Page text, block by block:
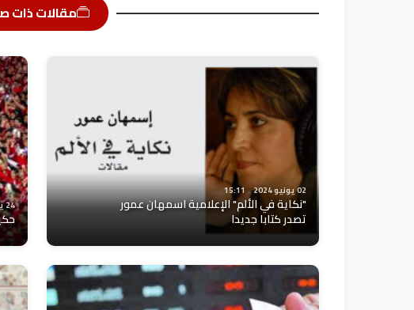
مقالات ذات
02 يونيو 2024 15:11
"نكاية في الألم" الإعلامية اسمهان عمور
تصدر كتابا جديدا
24 يونيو 2025